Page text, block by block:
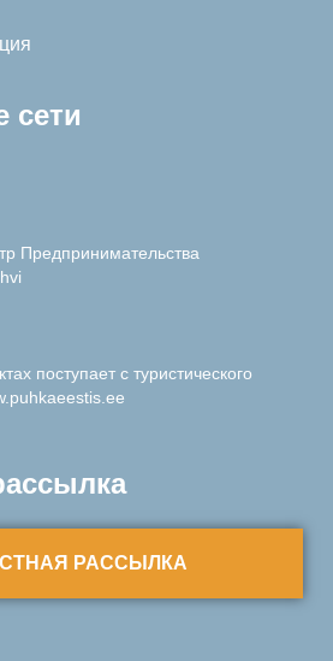
сети
Предпринимательства
поступает с туристического
РАССЫЛКА